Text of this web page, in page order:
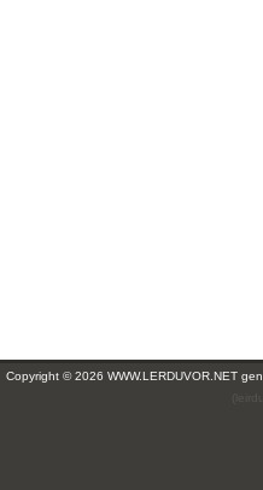
Copyright © 2026 WWW.LERDUVOR.NET